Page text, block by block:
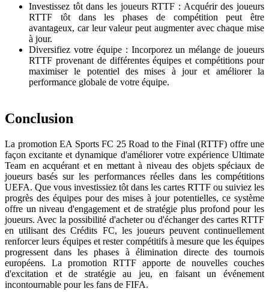
Investissez tôt dans les joueurs RTTF : Acquérir des joueurs
RTTF tôt dans les phases de compétition peut être
avantageux, car leur valeur peut augmenter avec chaque mise
à jour.
Diversifiez votre équipe : Incorporez un mélange de joueurs
RTTF provenant de différentes équipes et compétitions pour
maximiser le potentiel des mises à jour et améliorer la
performance globale de votre équipe.
Conclusion
La promotion EA Sports FC 25 Road to the Final (RTTF) offre une
façon excitante et dynamique d'améliorer votre expérience Ultimate
Team en acquérant et en mettant à niveau des objets spéciaux de
joueurs basés sur les performances réelles dans les compétitions
UEFA. Que vous investissiez tôt dans les cartes RTTF ou suiviez les
progrès des équipes pour des mises à jour potentielles, ce système
offre un niveau d'engagement et de stratégie plus profond pour les
joueurs. Avec la possibilité d'acheter ou d'échanger des cartes RTTF
en utilisant des Crédits FC, les joueurs peuvent continuellement
renforcer leurs équipes et rester compétitifs à mesure que les équipes
progressent dans les phases à élimination directe des tournois
européens. La promotion RTTF apporte de nouvelles couches
d'excitation et de stratégie au jeu, en faisant un événement
incontournable pour les fans de FIFA.